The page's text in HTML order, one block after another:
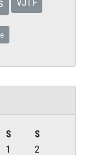
VJTF
S
S
1
2